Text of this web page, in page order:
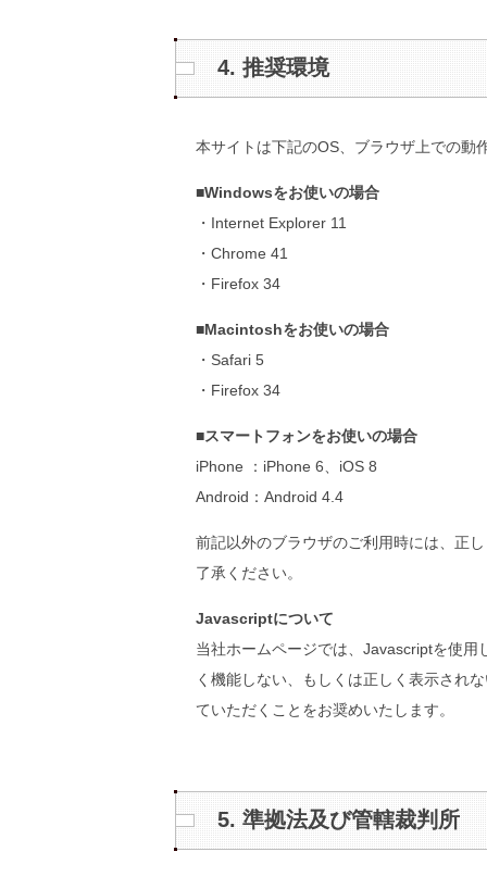
4. 推奨環境
本サイトは下記のOS、ブラウザ上での動
■Windowsをお使いの場合
・Internet Explorer 11
・Chrome 41
・Firefox 34
■Macintoshをお使いの場合
・Safari 5
・Firefox 34
■スマートフォンをお使いの場合
iPhone ：iPhone 6、iOS 8
Android：Android 4.4
前記以外のブラウザのご利用時には、正
了承ください。
Javascriptについて
当社ホームページでは、Javascriptを使
く機能しない、もしくは正しく表示され
ていただくことをお奨めいたします。
5. 準拠法及び管轄裁判所